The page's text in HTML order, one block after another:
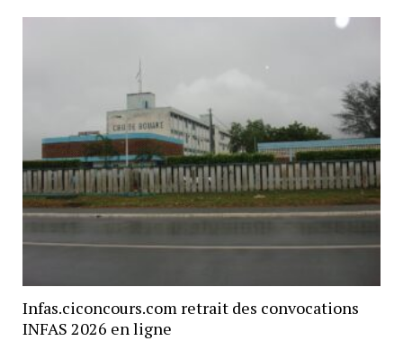
Infas.ciconcours.com retrait des convocations
INFAS 2026 en ligne